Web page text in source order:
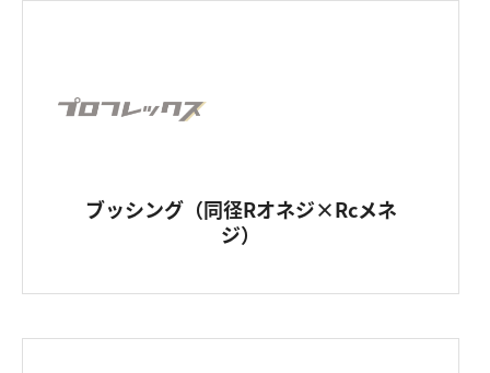
ブッシング（同径Rオネジ×Rcメネ
ジ）